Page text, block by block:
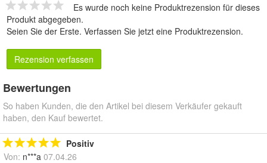
Es wurde noch keine Produktrezension für dieses
Produkt abgegeben.
Seien Sie der Erste. Verfassen Sie jetzt eine Produktrezension.
Rezension verfassen
Bewertungen
So haben Kunden, die den Artikel bei diesem Verkäufer gekauft
haben, den Kauf bewertet.
Positiv
Von: n***a 07.04.26